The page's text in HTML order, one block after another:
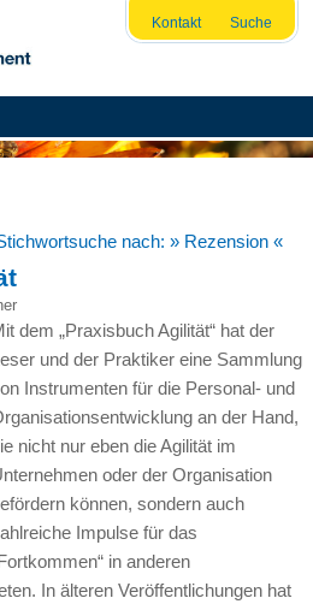
Kontakt Suche
nach: » Rezension «
dem „Praxisbuch Agilität“ hat der
und der Praktiker eine Sammlung
Instrumenten für die Personal- und
an der Hand,
nicht nur eben die Agilität im
oder der Organisation
können, sondern auch
Impulse für das
in anderen
In älteren Veröffentlichungen hat